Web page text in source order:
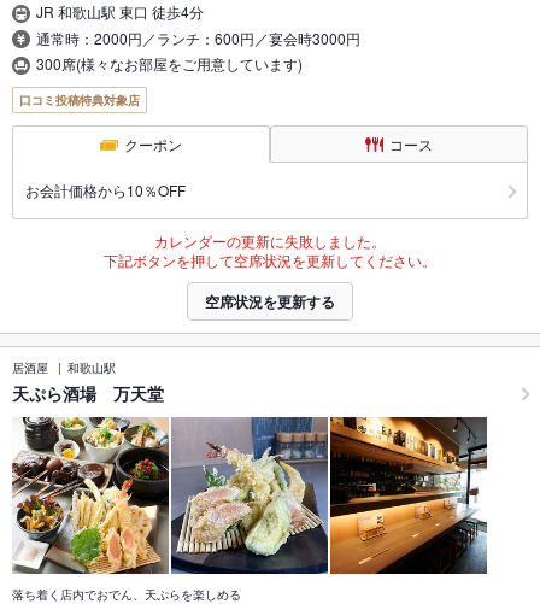
JR 和歌山駅 東口 徒歩4分
通常時：2000円／ランチ：600円／宴会時3000円
300席(様々なお部屋をご用意しています)
口コミ投稿特典対象店
クーポン コース
お会計価格から10％OFF
カレンダーの更新に失敗しました。
下記ボタンを押して空席状況を更新してください。
空席状況を更新する
居酒屋 和歌山駅
天ぷら酒場 万天堂
落ち着く店内でおでん、天ぷらを楽しめる